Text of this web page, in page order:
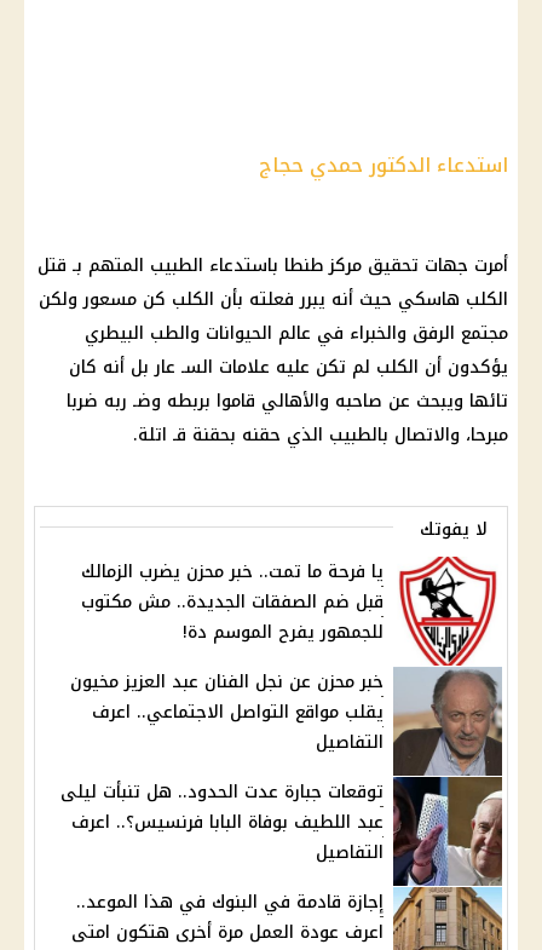
استدعاء الدكتور حمدي حجاج
أمرت جهات تحقيق مركز طنطا باستدعاء الطبيب المتهم بـ قتل
الكلب هاسكي حيث أنه يبرر فعلته بأن الكلب كن مسعور ولكن
مجتمع الرفق والخبراء في عالم الحيوانات والطب البيطري
يؤكدون أن الكلب لم تكن عليه علامات السـ عار بل أنه كان
تائها ويبحث عن صاحبه والأهالي قاموا بربطه وضـ ربه ضربا
مبرحا، والاتصال بالطبيب الذي حقنه بحقنة قـ اتلة.
لا يفوتك
يا فرحة ما تمت.. خبر محزن يضرب الزمالك
قبل ضم الصفقات الجديدة.. مش مكتوب
للجمهور يفرح الموسم دة!
خبر محزن عن نجل الفنان عبد العزيز مخيون
يقلب مواقع التواصل الاجتماعي.. اعرف
التفاصيل
توقعات جبارة عدت الحدود.. هل تنبأت ليلى
عبد اللطيف بوفاة البابا فرنسيس؟.. اعرف
التفاصيل
إجازة قادمة في البنوك في هذا الموعد..
اعرف عودة العمل مرة أخرى هتكون امتى